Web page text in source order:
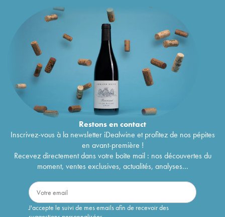
Restons encontact
Inscrivez-vous à la newsletter iDealwine et profitez de nos pépites
en avant-première !
Recevez directement dans votre boîte mail : nos découvertes du
moment, ventes exclusives, actualités, analyses...
J'accepte le suivi de mes emails afin de recevoir des